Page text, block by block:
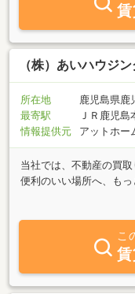
（株）あいハウジ
所在地
鹿児島県鹿
最寄駅
ＪＲ鹿児島
情報提供元
アットホー
当社では、不動産の買
便利のいい場所へ、も
倒、ご子息のお近くへ
ちろん秘密厳守です。
こ